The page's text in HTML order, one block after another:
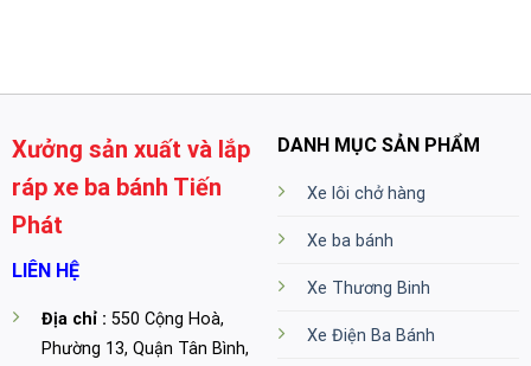
Xưởng sản xuất và lắp
ráp xe ba bánh Tiến
Phát
LIÊN HỆ
Địa chỉ : 550 Cộng Hoà,
Phường 13, Quận Tân Bình,
DANH MỤC SẢN PHẨM
Xe lôi chở hàng
Xe ba bánh
Xe Thương Binh
Xe Điện Ba Bánh